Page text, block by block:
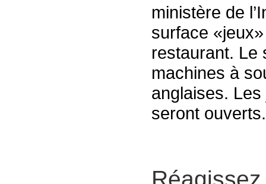
ministère de
surface
restaurant. Le
machines à
anglaises.
seront